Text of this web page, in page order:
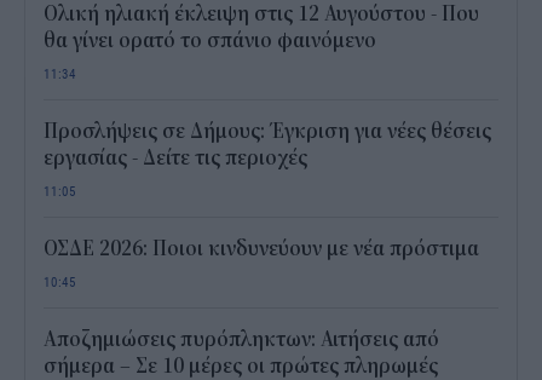
Ολική ηλιακή έκλειψη στις 12 Αυγούστου - Που
θα γίνει ορατό το σπάνιο φαινόμενο
11:34
Προσλήψεις σε Δήμους: Έγκριση για νέες θέσεις
εργασίας - Δείτε τις περιοχές
11:05
ΟΣΔΕ 2026: Ποιοι κινδυνεύουν με νέα πρόστιμα
10:45
Αποζημιώσεις πυρόπληκτων: Αιτήσεις από
σήμερα – Σε 10 μέρες οι πρώτες πληρωμές